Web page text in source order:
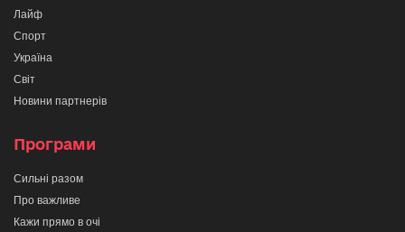
Лайф
Спорт
Україна
Світ
Новини партнерів
Програми
Сильні разом
Про важливе
Кажи прямо в очі